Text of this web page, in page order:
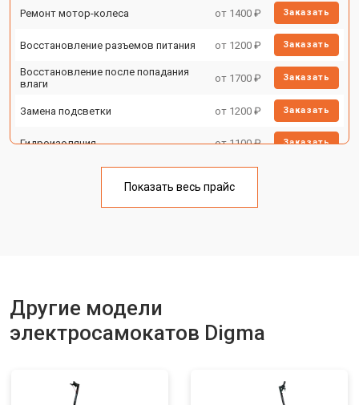
Ремонт мотор-колеса от 1400 ₽ Заказать
Восстановление разъемов питания от 1200 ₽ Заказать
Восстановление после попадания
влаги
от 1700 ₽ Заказать
Замена подсветки от 1200 ₽ Заказать
Гидроизоляция от 1100 ₽ Заказать
Ремонт платы управления
от 1800 ₽
Показать весь прайс
Другие модели
электросамокатов Digma